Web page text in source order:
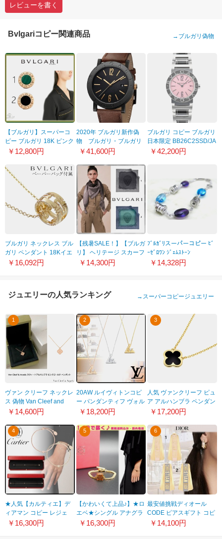
レビューを書く
Bvlgariコピー関連商品 → ブルガリ偽物
【ブルガリ】スーパーコ
ピー ブルガリ 18K ピンク
ゴールド ピアス
￥12,800円
2020年 ブルガリ新作偽
物 ブルガリ・ブルガリ
シティーズ限定モデル
￥41,600円
ブルガリ コピー ブルガリ
日本限定 BB26C2SSD/JA
￥42,200円
ブルガリ ネックレス ブル
ガリ ペンダント 18Kイエ
ローゴールド ニューパレ
￥16,092円
【残暑SALE！】【ブルガ
リ】 ヘリテージ スカーフ
コピー244513
￥14,300円
ﾌﾞﾙｶﾞﾘスーパーコピー ﾋﾞ
ｰｾﾞﾛﾜﾝ ｼﾞｪﾑｽﾄｰﾝ
BR854688
￥14,328円
ジュエリーの人気ランキング → スーパーコピージュエリー
1
ヴァン クリーフ ネックレ
ス 偽物 Van Cleef and
Arpel] スウィートアルハ
20AC1120G192
￥14,600円
2
20AW ルイヴィトンコピ
ー パンダンティフ ヴォル
ト ワン PM ネックレス 全
Q93806/Q93805/Q93813
￥18,200円
3
人気 ヴァンクリーフ ピュ
ア アルハンブラ ペンダン
ト[VCARB13900]
￥17,200円
4
★人気【カルティエ】デ
ィアマン コピー レジェ
ブレスレット XS
￥16,300円
5
【かわいくて上品♪】★ロ
エベ★シングル アナグラ
ム コピーブレスレット
￥16,300円
6
最安値挑戦ディオール
CODE ピアスギフト コピ
ー 2色
￥14,100円